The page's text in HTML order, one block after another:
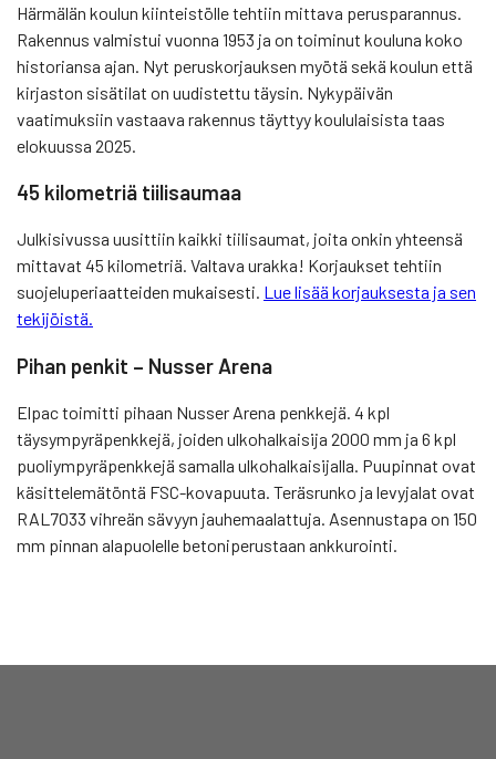
Härmälän koulun kiinteistölle tehtiin mittava perusparannus.
Rakennus valmistui vuonna 1953 ja on toiminut kouluna koko
historiansa ajan. Nyt peruskorjauksen myötä sekä koulun että
kirjaston sisätilat on uudistettu täysin. Nykypäivän
vaatimuksiin vastaava rakennus täyttyy koululaisista taas
elokuussa 2025.
45 kilometriä tiilisaumaa
Julkisivussa uusittiin kaikki tiilisaumat, joita onkin yhteensä
mittavat 45 kilometriä. Valtava urakka! Korjaukset tehtiin
suojeluperiaatteiden mukaisesti. Lue lisää korjauksesta ja sen
tekijöistä.
Pihan penkit – Nusser Arena
Elpac toimitti pihaan Nusser Arena penkkejä. 4 kpl
täysympyräpenkkejä, joiden ulkohalkaisija 2000 mm ja 6 kpl
puoliympyräpenkkejä samalla ulkohalkaisijalla. Puupinnat ovat
käsittelemätöntä FSC-kovapuuta. Teräsrunko ja levyjalat ovat
RAL7033 vihreän sävyyn jauhemaalattuja. Asennustapa on 150
mm pinnan alapuolelle betoniperustaan ankkurointi.